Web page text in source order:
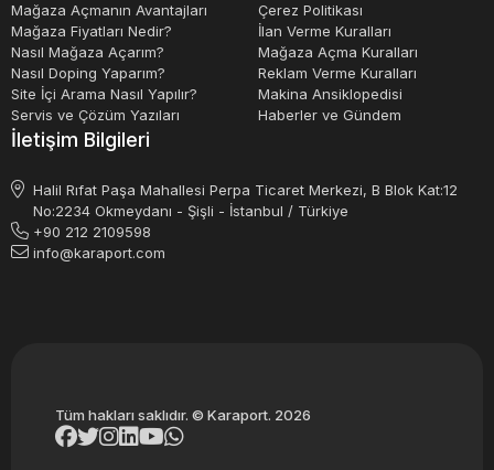
şekilde paketleyerek, işletmelerin müşteri memnuniyetini
artırmasına yardımcı olur.
Mağaza Açmanın Avantajları
Mağaza Fiyatları Nedir?
Nasıl Mağaza Açarım?
Nasıl Doping Yaparım?
Site İçi Arama Nasıl Yapılır?
Servis ve Çözüm Yazıları
Çerez Politikası
İlan Verme Kuralları
Mağaza Açma Kuralları
Reklam Verme Kuralları
Makina Ansiklopedisi
Haberler ve Gündem
İletişim Bilgileri
Halil Rıfat Paşa Mahallesi Perpa Ticaret Merkezi, B Blok Kat:12
No:2234 Okmeydanı - Şişli - İstanbul / Türkiye
+90 212 2109598
info@karaport.com
Tüm hakları saklıdır. © Karaport. 2026